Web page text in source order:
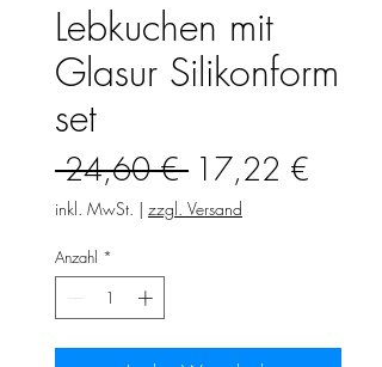
Lebkuchen mit
Glasur Silikonform
set
24,60 € Standardpreis
17,22 €
inkl. MwSt. | zzgl. Versand
Anzahl *